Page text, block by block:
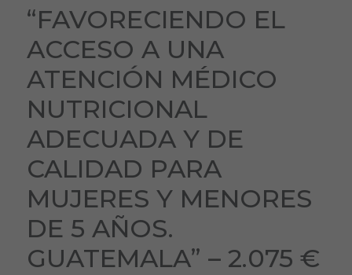
“FAVORECIENDO EL
ACCESO A UNA
ATENCIÓN MÉDICO
NUTRICIONAL
ADECUADA Y DE
CALIDAD PARA
MUJERES Y MENORES
DE 5 AÑOS.
GUATEMALA” – 2.075 €